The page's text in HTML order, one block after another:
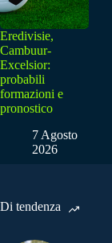
Eredivisie,
Cambuur-
Excelsior:
probabili
formazioni e
pronostico
7 Agosto
2026
Di tendenza